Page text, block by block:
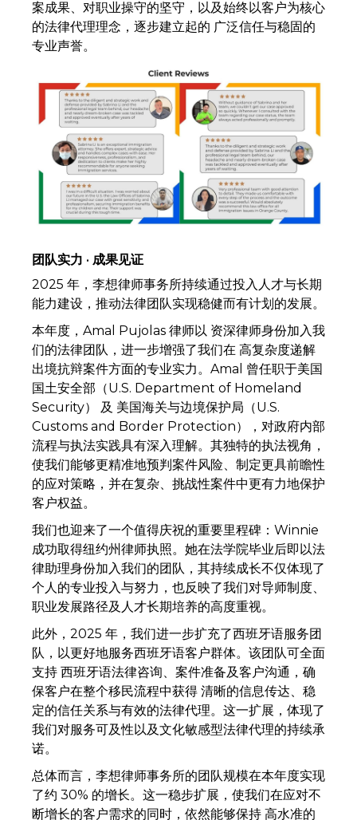
案成果、对职业操守的坚守，以及始终以客户为核心
的法律代理理念，逐步建立起的 广泛信任与稳固的
专业声誉。
团队实力 · 成果见证
2025 年，李想律师事务所持续通过投入人才与长期
能力建设，推动法律团队实现稳健而有计划的发展。
本年度，Amal Pujolas 律师以 资深律师身份加入我
们的法律团队，进一步增强了我们在 高复杂度递解
出境抗辩案件方面的专业实力。Amal 曾任职于美国
国土安全部（U.S. Department of Homeland
Security） 及 美国海关与边境保护局（U.S.
Customs and Border Protection），对政府内部
流程与执法实践具有深入理解。其独特的执法视角，
使我们能够更精准地预判案件风险、制定更具前瞻性
的应对策略，并在复杂、挑战性案件中更有力地保护
客户权益。
我们也迎来了一个值得庆祝的重要里程碑：Winnie
成功取得纽约州律师执照。她在法学院毕业后即以法
律助理身份加入我们的团队，其持续成长不仅体现了
个人的专业投入与努力，也反映了我们对导师制度、
职业发展路径及人才长期培养的高度重视。
此外，2025 年，我们进一步扩充了西班牙语服务团
队，以更好地服务西班牙语客户群体。该团队可全面
支持 西班牙语法律咨询、案件准备及客户沟通，确
保客户在整个移民流程中获得 清晰的信息传达、稳
定的信任关系与有效的法律代理。这一扩展，体现了
我们对服务可及性以及文化敏感型法律代理的持续承
诺。
总体而言，李想律师事务所的团队规模在本年度实现
了约 30% 的增长。这一稳步扩展，使我们在应对不
断增长的客户需求的同时，依然能够保持 高水准的